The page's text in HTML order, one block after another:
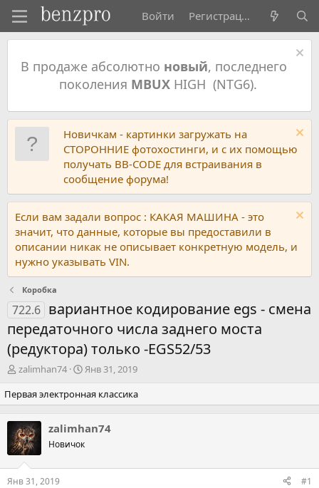
Войти Регистрация
В продаже абсолютно новый, последнего
поколения MBUXHIGH (NTG6).
Новичкам - картинки загружать на
СТОРОННИЕ фотохостинги, и с их помощью
получать BB-CODE для встраивания в
сообщение форума!
Если вам задали вопрос : КАКАЯ МАШИНА - это
значит, что данные, которые вы предоставили в
описании никак не описывает конкретную модель, и
нужно указывать VIN.
Коробка
722.6 вариантное кодирование egs - смена
передаточного числа заднего моста
(редуктора) только -EGS52/53
А
т
о
р
т
е
м
ы
zalimhan74
Д
т
а
а
ч
л
Янв 31, 2019
Первая электронная классика
zalimhan74
Новичок
Янв 31, 2019 #1